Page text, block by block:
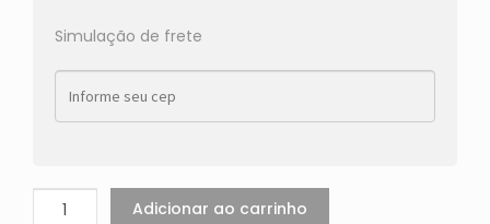
Simulação de frete
Adicionar ao carrinho